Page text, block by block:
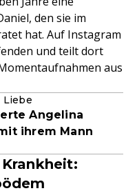
den sie im
hat. Auf Instagram
und teilt dort
aus
Liebe
Angelina
ihrem Mann